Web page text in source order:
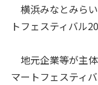
横浜みなとみら
トフェスティバル
地元企業等が主
マートフェスティ